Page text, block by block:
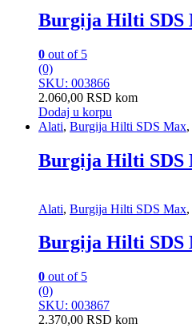
Burgija Hilti SDS
0 out of 5
(0)
SKU: 003866
2.060,00 RSD kom
Dodaj u korpu
Alati, Burgija Hilti SDS Max,
Burgija Hilti SDS
Alati, Burgija Hilti SDS Max,
Burgija Hilti SDS
0 out of 5
(0)
SKU: 003867
2.370,00 RSD kom